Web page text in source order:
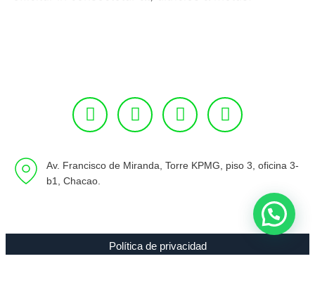
Av. Francisco de Miranda, Torre KPMG, piso 3, oficina 3-
b1, Chacao.
Política de privacidad